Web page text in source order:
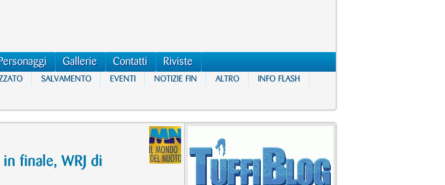
Personaggi Gallerie Contatti Riviste
SALVAMENTO EVENTI NOTIZIE FIN ALTRO INFO FLASH
finale, WRJ di